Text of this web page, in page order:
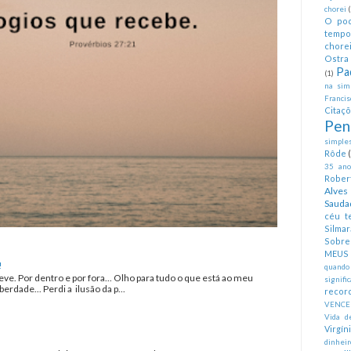
Por dentro e por fora... Olho para tudo o que está ao meu
Perdi a ilusão da p...
chorei
O
Ostra
(1)
na
Rôde
35
Alves
céu
Sobre
MEUS
Vida